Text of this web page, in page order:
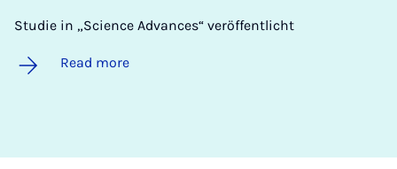
Studie in „Science Advances“ veröffentlicht
Read more